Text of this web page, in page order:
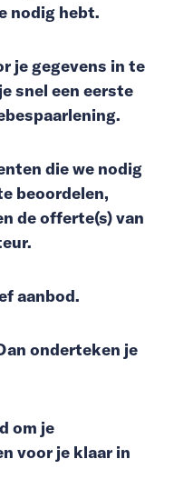
nodig hebt.
je gegevens in te
snel een eerste
die we nodig
beoordelen,
de offerte(s) van
aanbod.
onderteken je
om je
voor je klaar in